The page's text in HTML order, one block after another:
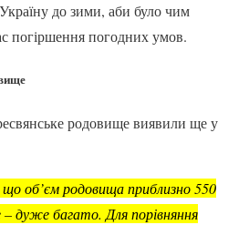
до зими, аби було чим
погіршення погодних умов.
родовище виявили ще у
об’єм родовища приблизно 550
– дуже багато. Для порівняння